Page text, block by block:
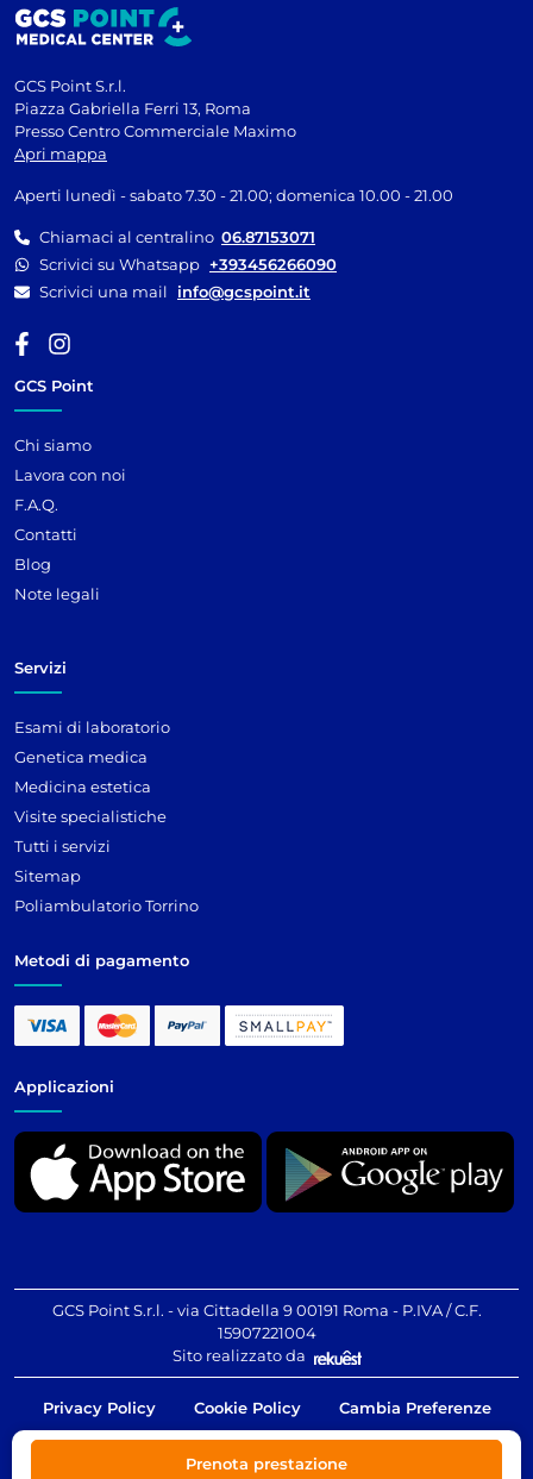
Prenota prestazione
GCS Point S.r.l.
Piazza Gabriella Ferri 13, Roma
Presso Centro Commerciale Maximo
Apri mappa
Aperti lunedì - sabato 7.30 - 21.00; domenica 10.00 - 21.00
Chiamaci al centralino 06.87153071
Scrivici su Whatsapp +393456266090
Scrivici una mail
info@gcspoint.it
GCS Point
Chi siamo
Lavora con noi
F.A.Q.
Contatti
Blog
Note legali
Servizi
Esami di laboratorio
Genetica medica
Medicina estetica
Visite specialistiche
Tutti i servizi
Sitemap
Poliambulatorio Torrino
Metodi di pagamento
Applicazioni
GCS Point S.r.l. - via Cittadella 9 00191 Roma - P.IVA / C.F.
15907221004
Sito realizzato da
Privacy Policy Cookie Policy Cambia Preferenze